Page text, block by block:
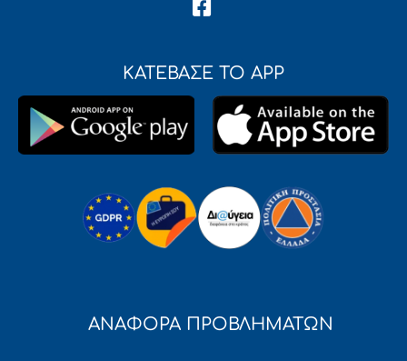
ΚΑΤΕΒΑΣΕ ΤΟ APP
ΑΝΑΦΟΡΑ ΠΡΟΒΛΗΜΑΤΩΝ